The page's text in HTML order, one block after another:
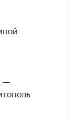
—